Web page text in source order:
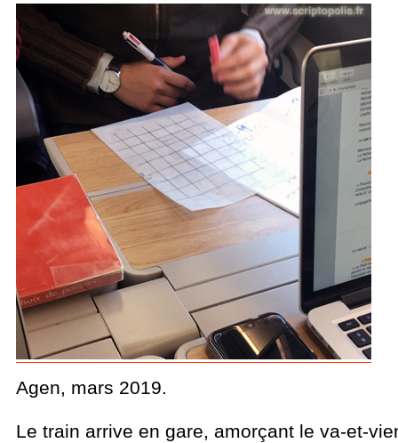
Agen, mars 2019.
Le train arrive en gare, amorçant le va-et-